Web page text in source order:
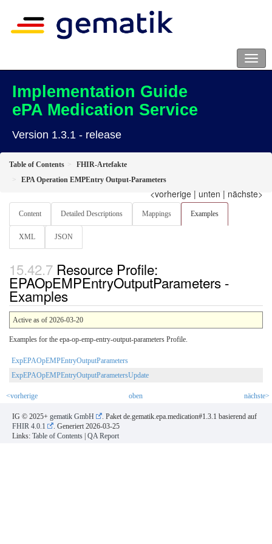
Implementation Guide
ePA Medication Service
Version 1.3.1 - release
Table of Contents
FHIR-Artefakte
EPA Operation EMPEntry Output-Parameters
<vorherige | unten | nächste>
Content Detailed Descriptions Mappings Examples
XML JSON
Resource Profile:
EPAOpEMPEntryOutputParameters -
Examples
Active as of 2026-03-20
Examples for the epa-op-emp-entry-output-parameters Profile.
ExpEPAOpEMPEntryOutputParameters
ExpEPAOpEMPEntryOutputParametersUpdate
<vorherige oben nächste>
IG © 2025+ gematik GmbH
. Paket de.gematik.epa.medication#1.3.1 basierend auf
FHIR 4.0.1
. Generiert 2026-03-25
Links: Table of Contents | QA Report